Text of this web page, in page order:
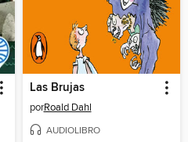
Las Brujas
porRoald Dahl
AUDIOLIBRO